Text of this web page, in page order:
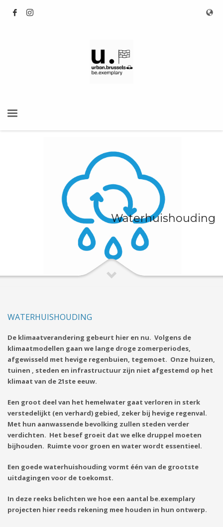
Waterhuishouding
WATERHUISHOUDING
De klimaatverandering gebeurt hier en nu. Volgens de
klimaatmodellen gaan we lange droge zomerperiodes,
afgewisseld met hevige regenbuien, tegemoet. Onze huizen,
tuinen , steden en infrastructuur zijn niet afgestemd op het
klimaat van de 21ste eeuw.
Een groot deel van het hemelwater gaat verloren in sterk
verstedelijkt (en verhard) gebied, zeker bij hevige regenval.
Met hun aanwassende bevolking zullen steden verder
verdichten. Het besef groeit dat we elke druppel moeten
bijhouden. Ruimte voor groen en water wordt essentieel.
Een goede waterhuishouding vormt één van de grootste
uitdagingen voor de toekomst.
In deze reeks belichten we hoe een aantal be.exemplary
projecten hier reeds rekening mee houden in hun ontwerp.